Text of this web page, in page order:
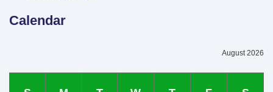
Calendar
August 2026